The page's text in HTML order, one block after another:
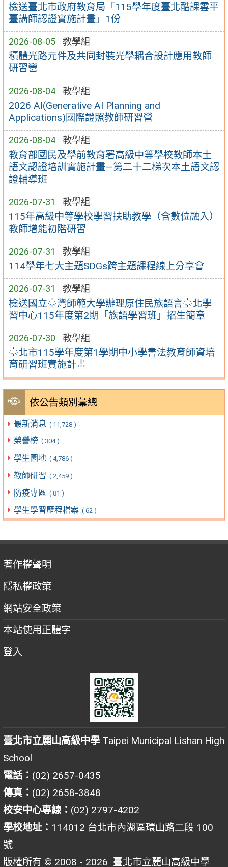
檢送臺北市政府教育局「115學年度臺北酷課雲平
臺講師認證實施計畫」1份
2026-08-05 教學組
積體光路元件及共同封裝光學耦合設計應用教師
研習營
2026-08-04 教學組
2026 AI(Generative AI Planning and
Applications)國際證照教師研習營
2026-08-04 教學組
教育部國民及學前教育署高級中等學校教師本土
語文認證培訓實施計畫—第二十二梯次本土語文認
證輔導班
2026-07-31 教學組
115年高級中等學校學習扶助教學（含數位融入）
教師增能初階研習
2026-07-31 教學組
114學年七大主題SDGs跨主題課程線上分享會
2026-07-31 教學組
檢送國立臺灣師範大學辦理原住民族語言臺北學
習中心115年度第2期「族語學習班」招生簡章
2026-07-30 教學組
臺北市115學年度第1學期中小學書法教育師資培
育研習班實施計畫
依公告類別彙總
最新消息 ( 11,728 )
榮譽榜 ( 304 )
學生園地 ( 4,786 )
教師研習 ( 2,459 )
防疫專區 ( 81 )
學生學習歷程檔案 ( 62 )
著作權聲明
隱私權政策
網站安全政策
本站使用正體字
登入
臺北市立麗山高級中學 Taipei Municipal Lishan High
School
電話： (02) 2657-0435
傳真： (02) 2658-3848
校安中心專線： (02) 2797-4202
學校地址： 114012 台北市內湖區環山路二段 100
號
版權所有 © 2008 - 2026 臺北市立麗山高級中學